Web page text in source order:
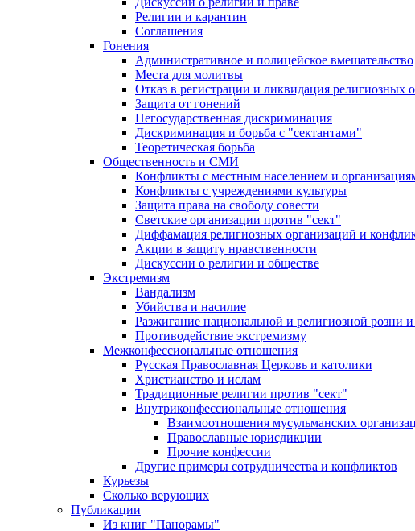
Религии и карантин
Соглашения
Гонения
Административное и полицейское вмешательство
Места для молитвы
Отказ в регистрации и ликвидация религиозных
Защита от гонений
Негосударственная дискриминация
Дискриминация и борьба с "сектантами"
Теоретическая борьба
Общественность и СМИ
Конфликты с местным населением и
Конфликты с учреждениями культуры
Защита права на свободу совести
Светские организации против "сект"
Диффамация религиозных организаций и
Акции в защиту нравственности
Дискуссии о религии и обществе
Экстремизм
Вандализм
Убийства и насилие
Разжигание национальной и религиозной розни
Противодействие экстремизму
Межконфессиональные отношения
Русская Православная Церковь и католики
Христианство и ислам
Традиционные религии против "сект"
Внутриконфессиональные отношения
Взаимоотношения мусульманских
Православные юрисдикции
Прочие конфессии
Другие примеры сотрудничества и конфликтов
Курьезы
Сколько верующих
Публикации
Из книг "Панорамы"